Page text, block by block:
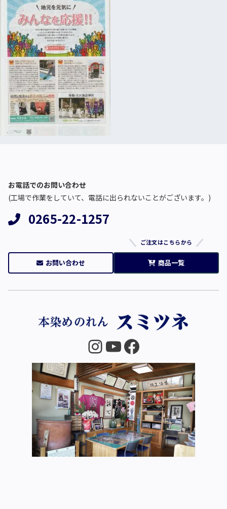
お電話でのお問い合わせ
(工場で作業をしていて、電話に出られないことがございます。)
0265-22-1257
お問い合わせ
ご注文はこちらから
商品一覧